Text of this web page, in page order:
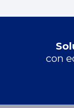
con